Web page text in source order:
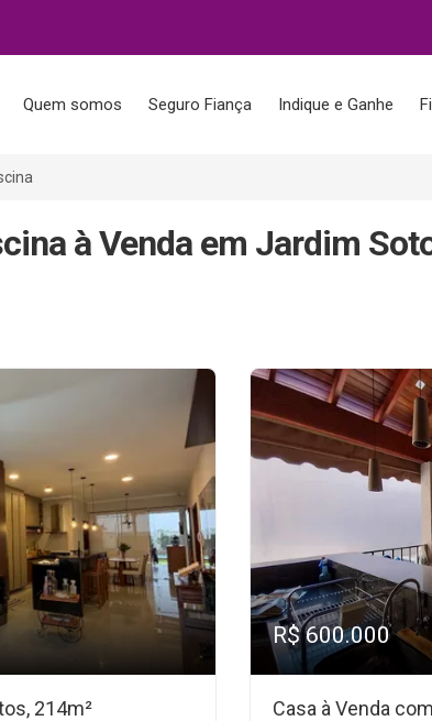
Quem somos Seguro Fiança Indique e Ganhe
à Venda em Jardim
214m²
R$ 600.000
Casa à Venda